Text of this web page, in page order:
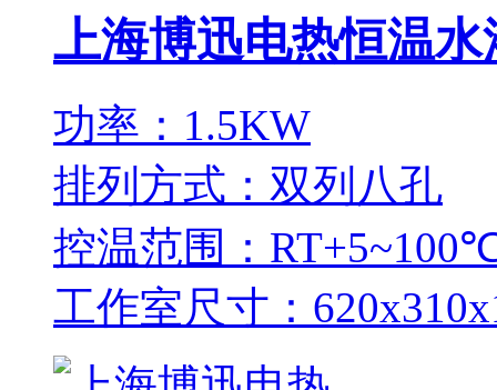
上海博迅电热恒温水
功率：1.5KW
排列方式：双列八孔
控温范围：
工作室尺寸：